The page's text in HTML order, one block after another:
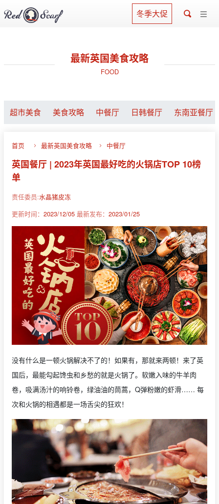
冬季大促
最新英国美食攻略
FOOD
超市美食 美食攻略 中餐厅 日韩餐厅 东南亚餐厅
首页 最新英国美食攻略 中餐厅
英国餐厅 | 2023年英国最好吃的火锅店TOP 10榜
单
责任委员:水晶猪皮冻
更新时间： 2023/12/05 最新发布： 2023/01/25
没有什么是一顿火锅解决不了的！如果有，那就来两顿！来了英
国后，最能勾起馋虫和乡愁的就是火锅了。软嫩入味的牛羊肉
卷，吸满汤汁的响铃卷，绿油油的茼蒿，Q弹粉嫩的虾滑…… 每
次和火锅的相遇都是一场舌尖的狂欢！